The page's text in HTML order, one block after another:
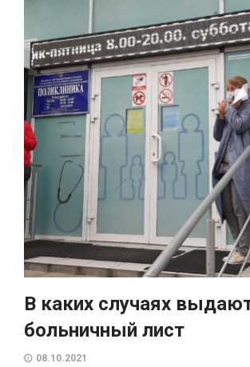
В каких случаях
больничный лист
08.10.2021